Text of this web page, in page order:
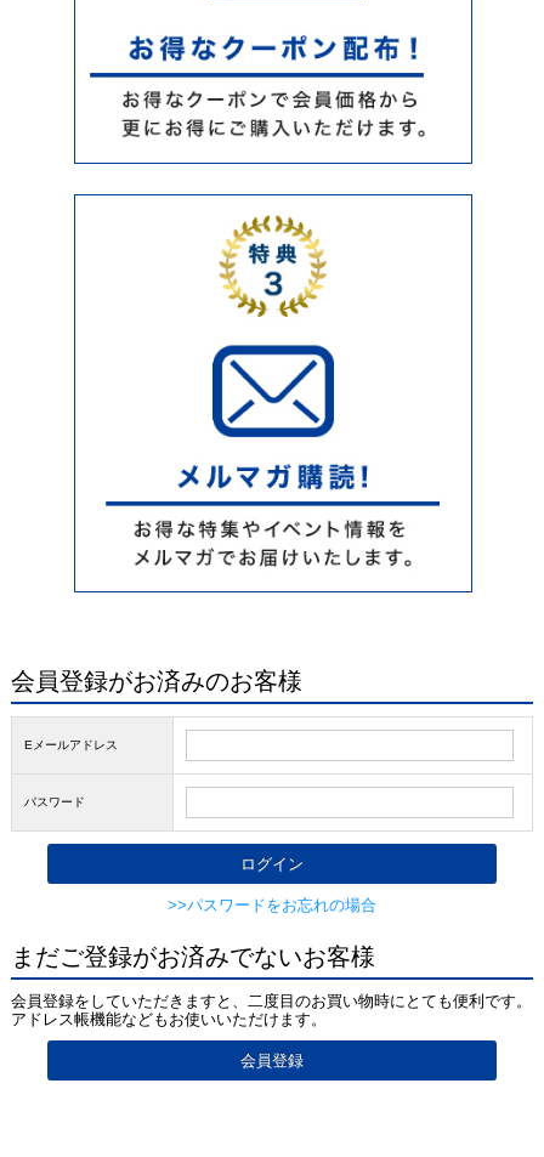
会員登録がお済みのお客様
Eメールアドレス
パスワード
>>パスワードをお忘れの場合
まだご登録がお済みでないお客様
会員登録をしていただきますと、二度目のお買い物時にとても便利です。
アドレス帳機能などもお使いいただけます。